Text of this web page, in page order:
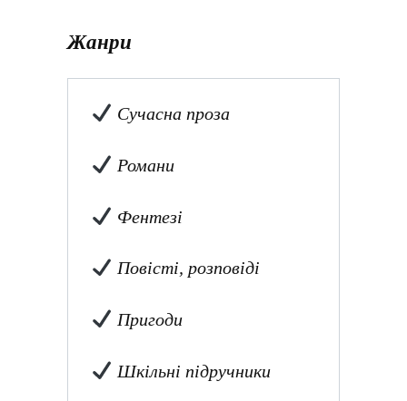
Жанри
Сучасна проза
Романи
Фентезі
Повісті, розповіді
Пригоди
Шкільні підручники